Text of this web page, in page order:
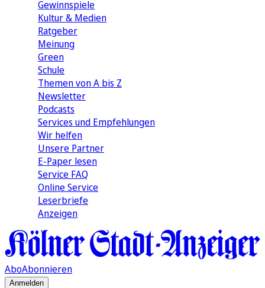
Gewinnspiele
Kultur & Medien
Ratgeber
Meinung
Green
Schule
Themen von A bis Z
Newsletter
Podcasts
Services und Empfehlungen
Wir helfen
Unsere Partner
E-Paper lesen
Service FAQ
Online Service
Leserbriefe
Anzeigen
AboAbonnieren
Anmelden